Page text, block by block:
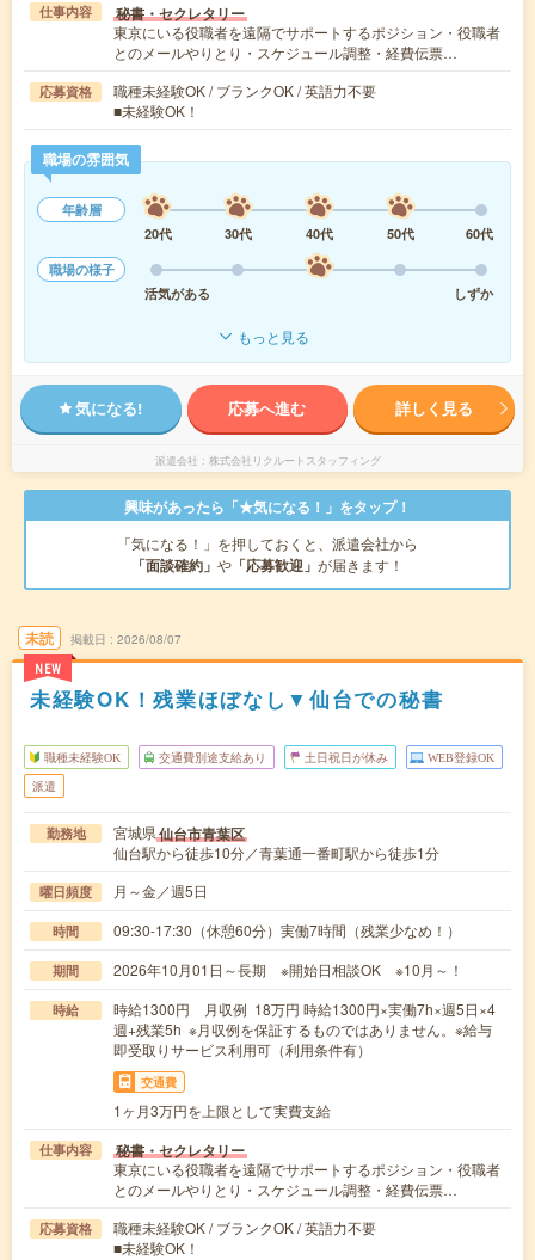
仕事内容 秘書・セクレタリー
東京にいる役職者を遠隔でサポートするポジション・役職者
とのメールやりとり・スケジュール調整・経費伝票…
応募資格
職種未経験OK / ブランクOK / 英語力不要
■未経験OK！
職場の雰囲気
年齢層
20代
30代 40代 50代
60代
職場の様子
活気がある
しずか
もっと見る
気になる! 応募へ進む 詳しく見る
派遣会社 株式会社リクルートスタッフィング
興味があったら「★気になる！」をタップ！
「気になる！」を押しておくと、派遣会社から
「面談確約」 や 「応募歓迎」 が届きます！
未読
NEW
掲載日 2026/08/07
未経験OK！残業ほぼなし▼仙台での秘書
職種未経験OK 交通費別途支給あり 土日祝日が休み WEB登録OK
派遣
勤務地 宮城県仙台市青葉区
仙台駅から徒歩10分／青葉通一番町駅から徒歩1分
曜日頻度 月～金／週5日
時間 09:30-17:30（休憩60分）実働7時間（残業少なめ！）
期間 2026年10月01日～長期 ※開始日相談OK ※10月～！
時給
時給1300円 月収例 18万円 時給1300円×実働7h×週5日×4
週+残業5h ※月収例を保証するものではありません。※給与
即受取りサービス利用可（利用条件有）
交通費
1ヶ月3万円を上限として実費支給
仕事内容 秘書・セクレタリー
東京にいる役職者を遠隔でサポートするポジション・役職者
とのメールやりとり・スケジュール調整・経費伝票…
応募資格
職種未経験OK / ブランクOK / 英語力不要
■未経験OK！